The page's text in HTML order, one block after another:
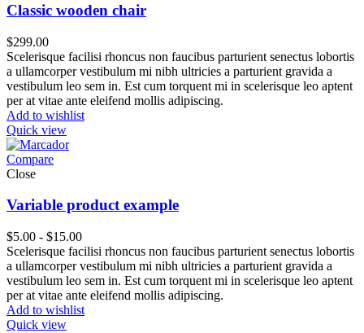
Classic wooden chair
$299.00
Scelerisque facilisi rhoncus non faucibus parturient senectus lobortis
a ullamcorper vestibulum mi nibh ultricies a parturient gravida a
vestibulum leo sem in. Est cum torquent mi in scelerisque leo aptent
per at vitae ante eleifend mollis adipiscing.
Add to wishlist
Quick view
Compare
Close
Variable product example
$5.00 - $15.00Rango
de
precios:
desde
$5.00
hasta
Scelerisque facilisi rhoncus non faucibus parturient senectus lobortis
a ullamcorper vestibulum mi nibh ultricies a parturient gravida a
vestibulum leo sem in. Est cum torquent mi in scelerisque leo aptent
per at vitae ante eleifend mollis adipiscing.
Add to wishlist
Quick view